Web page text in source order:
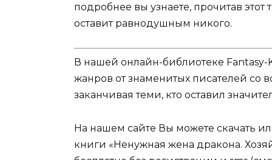
подробнее вы узнаете, прочитав
оставит равнодушным никого.
В нашей онлайн-библиотеке
жанров от знаменитых писателей со
заканчивая теми, кто оставил
На нашем сайте Вы можете скачать
книги «Ненужная жена дракона.